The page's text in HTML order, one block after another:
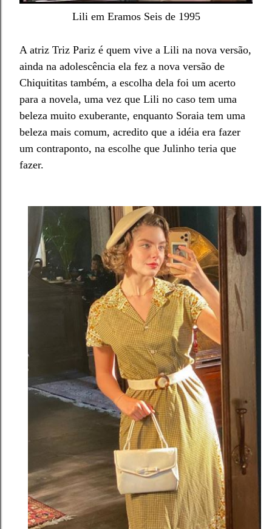
Lili em Eramos Seis de 1995
A atriz Triz Pariz é quem vive a Lili na nova versão,
ainda na adolescência ela fez a nova versão de
Chiquititas também, a escolha dela foi um acerto
para a novela, uma vez que Lili no caso tem uma
beleza muito exuberante, enquanto Soraia tem uma
beleza mais comum, acredito que a idéia era fazer
um contraponto, na escolhe que Julinho teria que
fazer.